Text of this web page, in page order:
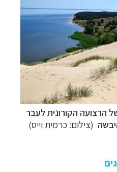
הרצועה הקורונית לעבר
(צילום: כרמית וייס)